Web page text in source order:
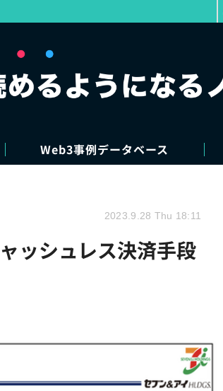
Web3事例データベース
ッシュレス決済手段
2023.9.28 Thu 18:11